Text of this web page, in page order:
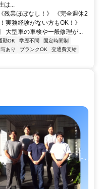
は...
残業ほぼなし！》 《完全週休2
実務経験がない方もOK！》
大型車の車検や一般修理が...
勤OK 学歴不問
固定時間制
あり ブランクOK
交通費支給